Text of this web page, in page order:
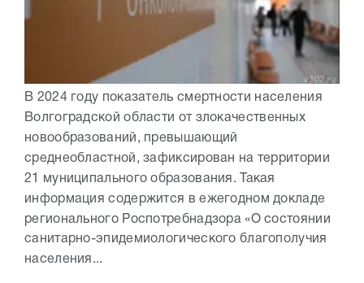
В 2024 году показатель смертности населения
Волгоградской области от злокачественных
новообразований, превышающий
среднеобластной, зафиксирован на территории
21 муниципального образования. Такая
информация содержится в ежегодном докладе
регионального Роспотребнадзора «О состоянии
санитарно-эпидемиологического благополучия
населения...